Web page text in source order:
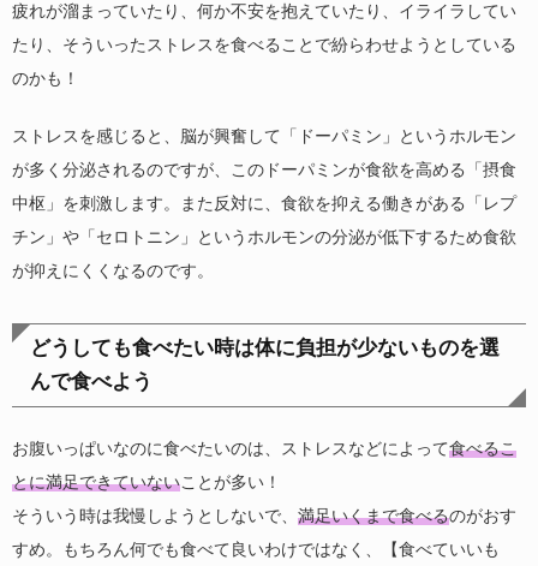
疲れが溜まっていたり、何か不安を抱えていたり、イライラしてい
たり、そういったストレスを食べることで紛らわせようとしている
のかも！
ストレスを感じると、脳が興奮して「ドーパミン」というホルモン
が多く分泌されるのですが、このドーパミンが食欲を高める「摂食
中枢」を刺激します。また反対に、食欲を抑える働きがある「レプ
チン」や「セロトニン」というホルモンの分泌が低下するため食欲
が抑えにくくなるのです。
どうしても食べたい時は体に負担が少ないものを選
んで食べよう
お腹いっぱいなのに食べたいのは、ストレスなどによって食べるこ
とに満足できていないことが多い！
そういう時は我慢しようとしないで、 満足いくまで食べるのがおす
すめ。もちろん何でも食べて良いわけではなく、【食べていいも